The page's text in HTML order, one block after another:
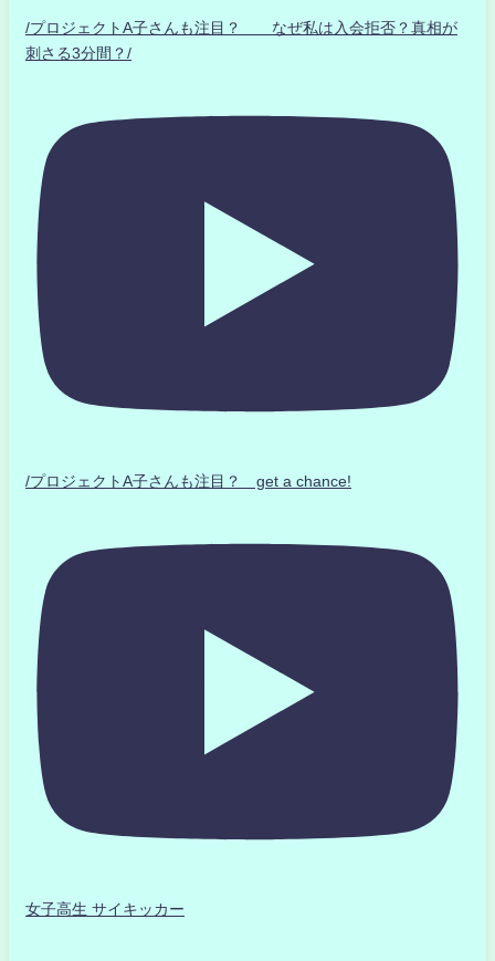
/プロジェクトA子さんも注目？ なぜ私は入会拒否？真相が
刺さる3分間？/
/プロジェクトA子さんも注目？ get a chance!
女子高生 サイキッカー